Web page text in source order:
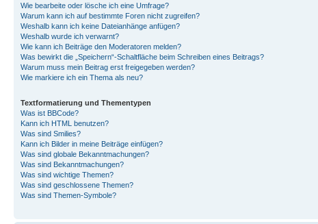
Wie bearbeite oder lösche ich eine Umfrage?
Warum kann ich auf bestimmte Foren nicht zugreifen?
Weshalb kann ich keine Dateianhänge anfügen?
Weshalb wurde ich verwarnt?
Wie kann ich Beiträge den Moderatoren melden?
Was bewirkt die „Speichern“-Schaltfläche beim Schreiben eines Beitrags?
Warum muss mein Beitrag erst freigegeben werden?
Wie markiere ich ein Thema als neu?
Textformatierung und Thementypen
Was ist BBCode?
Kann ich HTML benutzen?
Was sind Smilies?
Kann ich Bilder in meine Beiträge einfügen?
Was sind globale Bekanntmachungen?
Was sind Bekanntmachungen?
Was sind wichtige Themen?
Was sind geschlossene Themen?
Was sind Themen-Symbole?